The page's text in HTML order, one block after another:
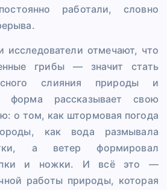
работали, словно
исследователи отмечают, что
грибы — значит стать
слияния природы и
форма рассказывает свою
о том, как штормовая погода
как вода размывала
а ветер формировал
и ножки. И всё это —
работы природы, которая